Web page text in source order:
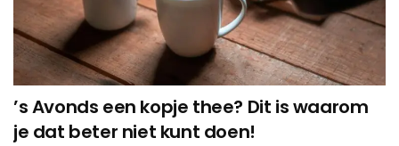
’s Avonds een kopje thee? Dit is waarom
je dat beter niet kunt doen!